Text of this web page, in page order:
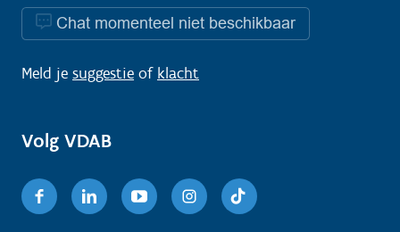
Chat momenteel niet beschikbaar
Meld je suggestie of klacht
Volg VDAB
FacebookLinkedinYoutubeInstagram